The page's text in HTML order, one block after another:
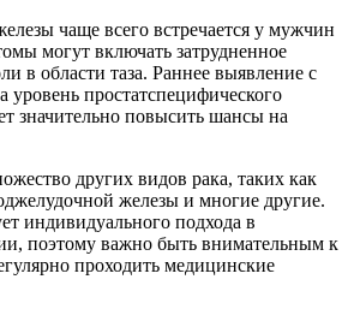
чаще всего встречается у мужчин
могут включать затрудненное
в области таза. Раннее выявление с
простатспецифического
значительно повысить шансы на
других видов рака, таких как
железы и многие другие.
индивидуального подхода в
поэтому важно быть внимательным к
проходить медицинские